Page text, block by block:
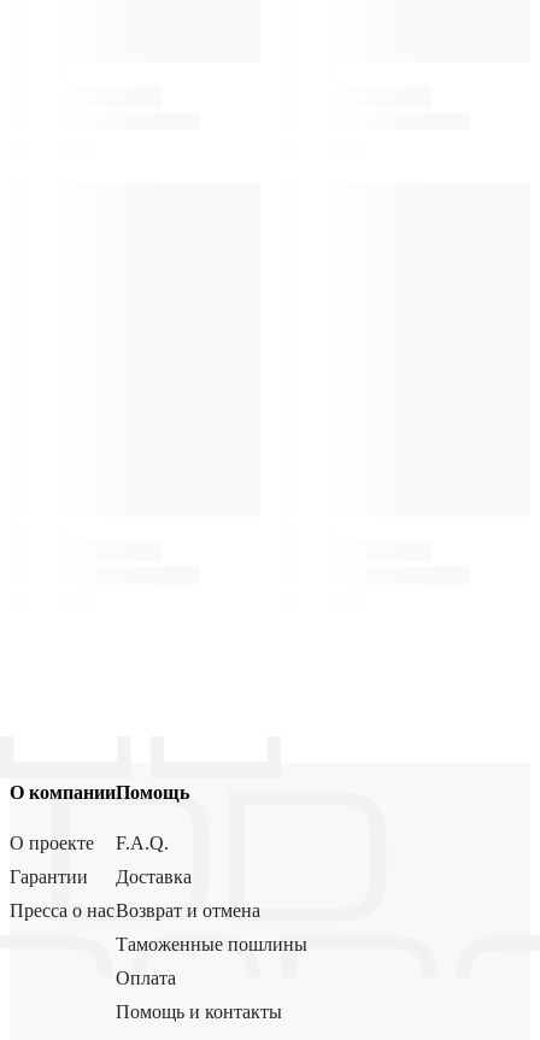
О компании
О проекте
Гарантии
Пресса о нас
Помощь
F.A.Q.
Доставка
Возврат и отмена
Таможенные пошлины
Оплата
Помощь и контакты